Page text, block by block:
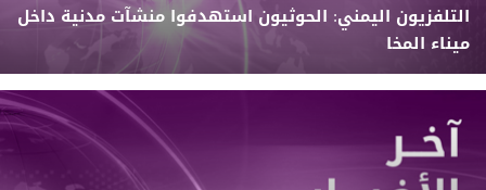
التلفزيون اليمني: الحوثيون استهدفوا منشآت مدنية داخل
ميناء المخا